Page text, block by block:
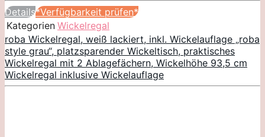
Details*Verfügbarkeit prüfen*
Kategorien Wickelregal
roba Wickelregal, weiß lackiert, inkl. Wickelauflage „roba
style grau“, platzsparender Wickeltisch, praktisches
Wickelregal mit 2 Ablagefächern, Wickelhöhe 93,5 cm
Wickelregal inklusive Wickelauflage